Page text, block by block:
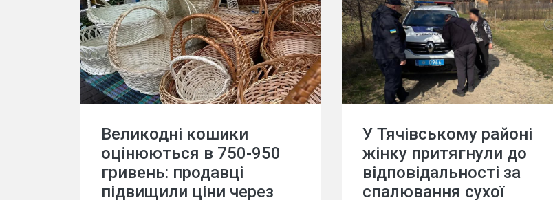
Великодні кошики
оцінюються в 750-950
гривень: продавці
підвищили ціни через
У Тячівському районі
жінку притягнули до
відповідальності за
спалювання сухої